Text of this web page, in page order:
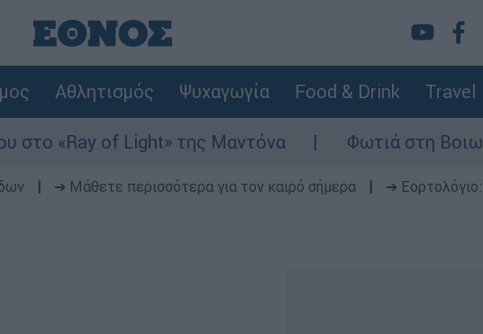
Αθλητισμός Ψυχαγωγία Food & Drink Travel
Light» της Μαντόνα Φωτιά στη Βοιωτία: Ίση με
➔ Μάθετε περισσότερα για τον καιρό σήμερα
➔